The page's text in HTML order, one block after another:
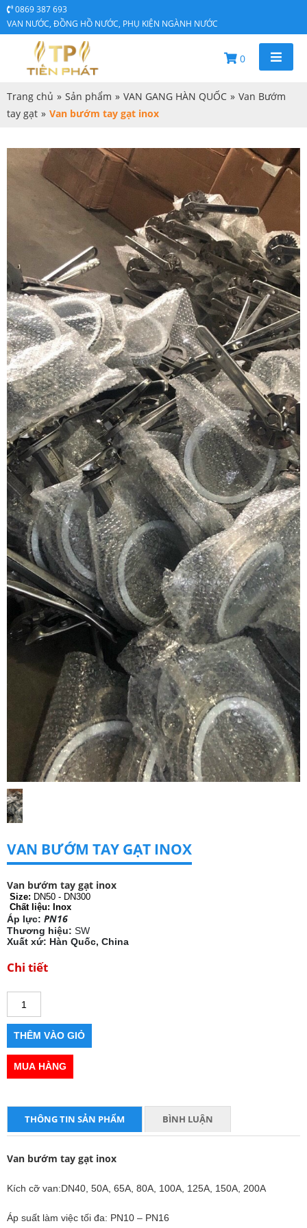
0869 387 693
VAN NƯỚC, ĐỒNG HỒ NƯỚC, PHỤ KIỆN NGÀNH NƯỚC
0
Trang chủ » Sản phẩm » VAN GANG HÀN QUỐC » Van Bướm
tay gạt » Van bướm tay gạt inox
VAN BƯỚM TAY GẠT INOX
Van bướm tay gạt inox
Size: DN50 - DN300
Chất liệu: Inox
Áp lực: PN16
Thương hiệu: SW
Xuất xứ: Hàn Quốc, China
Chi tiết
THÔNG TIN SẢN PHẨM BÌNH LUẬN
Van bướm tay gạt inox
Kích cỡ van:DN40, 50A, 65A, 80A, 100A, 125A, 150A, 200A
Áp suất làm việc tối đa: PN10 – PN16